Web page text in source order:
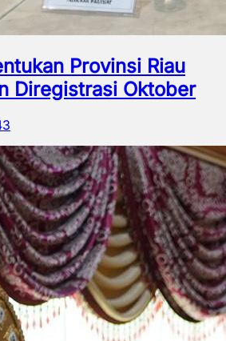
Provinsi Riau
Diregistrasi Oktober